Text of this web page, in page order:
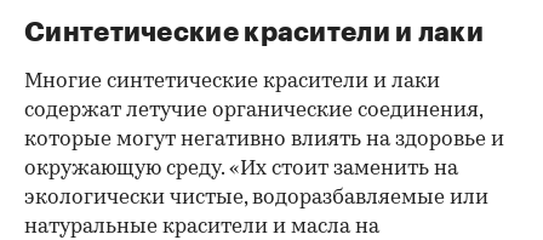
Синтетические красители и лаки
Многие синтетические красители и лаки
содержат летучие органические соединения,
которые могут негативно влиять на здоровье и
окружающую среду. «Их стоит заменить на
экологически чистые, водоразбавляемые или
натуральные красители и масла на